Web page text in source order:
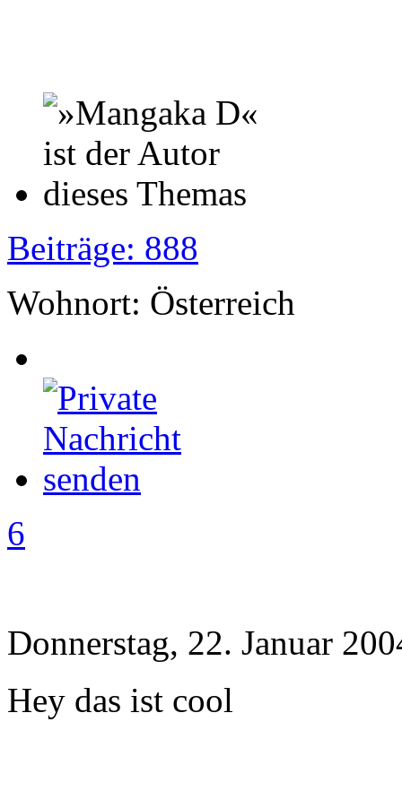
Beiträge: 888
Wohnort: Österreich
6
Donnerstag, 22. Januar
Hey das ist cool